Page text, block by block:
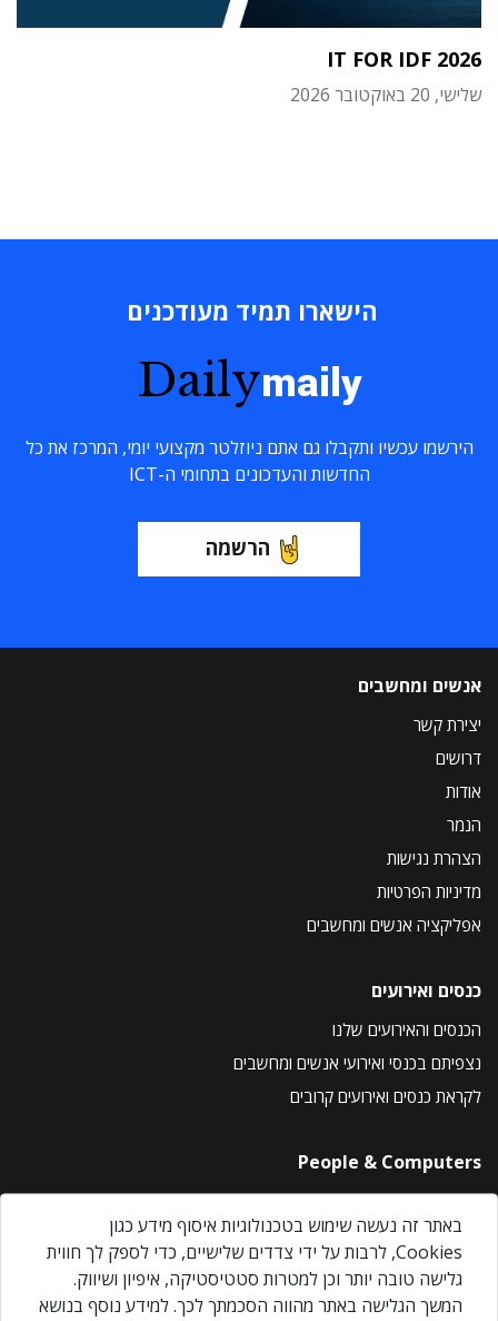
IT FOR IDF 2026
שלישי, 20 באוקטובר 2026
הישארו תמיד מעודכנים
Dailymaily
הירשמו עכשיו ותקבלו גם אתם ניוזלטר מקצועי יומי, המרכז את כל
החדשות והעדכונים בתחומי ה-ICT
הרשמה
אנשים ומחשבים
יצירת קשר
דרושים
אודות
הנמר
הצהרת נגישות
מדיניות הפרטיות
אפליקציה אנשים ומחשבים
כנסים ואירועים
הכנסים והאירועים שלנו
נצפיתם בכנסי ואירועי אנשים ומחשבים
לקראת כנסים ואירועים קרובים
People & Computers
About Us
Privacy Policy
Contact Us
Our Events
באתר זה נעשה שימוש בטכנולוגיות איסוף מידע כגון
Cookies, לרבות על ידי צדדים שלישיים, כדי לספק לך חווית
גלישה טובה יותר וכן למטרות סטטיסטיקה, איפיון ושיווק.
המשך הגלישה באתר מהווה הסכמתך לכך. למידע נוסף בנושא